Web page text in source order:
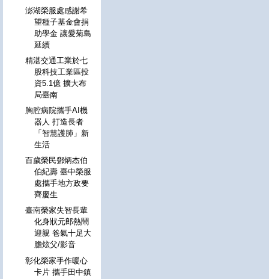
澎湖榮服處感謝希
望種子基金會捐
助學金 讓愛菊島
延續
精湛交通工業於七
股科技工業區投
資5.1億 擴大布
局臺南
胸腔病院攜手AI機
器人 打造長者
「智慧護肺」新
生活
百歲榮民鄧炳杰伯
伯紀壽 臺中榮服
處攜手地方政要
齊慶生
臺南榮家失智長輩
化身狀元郎熱鬧
迎親 爸氣十足大
膽炫父/影音
彰化榮家手作暖心
卡片 攜手田中鎮